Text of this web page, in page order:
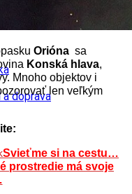
a doprava
Orióna sa
Konská hlava,
Mnoho objektov i
len veľkým
Svieťme si na cestu…
prostredie má svoje